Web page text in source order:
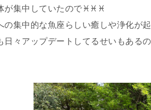
集中していたので♓︎♓︎♓︎
の集中的な魚座らしい癒しや浄化が
日々アップデートしてるせいもある